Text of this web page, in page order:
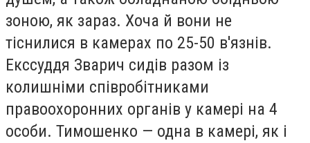
зоною, як зараз. Хоча й вони не
тіснилися в камерах по 25-50 в'язнів.
Екссуддя Зварич сидів разом із
колишніми співробітниками
правоохоронних органів у камері на 4
особи. Тимошенко — одна в камері, як і